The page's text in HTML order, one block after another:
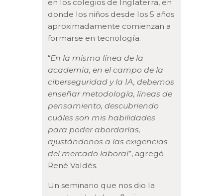
en los colegios de Inglaterra, en
donde los niños desde los 5 años
aproximadamente comienzan a
formarse en tecnología.
“En la misma línea de la
academia, en el campo de la
ciberseguridad y la IA, debemos
enseñar metodología, líneas de
pensamiento, descubriendo
cuáles son mis habilidades
para poder abordarlas,
ajustándonos a las exigencias
del mercado laboral”, agregó
René Valdés.
Un seminario que nos dio la